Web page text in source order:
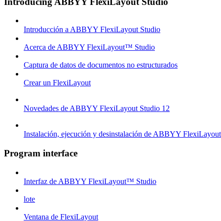
Introducción a ABBYY FlexiLayout Studio
Acerca de ABBYY FlexiLayout™ Studio
Captura de datos de documentos no estructurados
Crear un FlexiLayout
Novedades de ABBYY FlexiLayout Studio 12
Instalación, ejecución y desinstalación de ABBYY
Program interface
Interfaz de ABBYY FlexiLayout™ Studio
lote
Ventana de FlexiLayout